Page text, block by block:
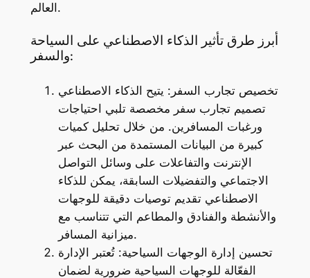
العالم.
أبرز طرق تأثير الذكاء الاصطناعي على السياحة
والسفر:
تخصيص تجارب السفر: يتيح الذكاء الاصطناعي
تصميم تجارب سفر مخصصة تلبي احتياجات
ورغبات المسافرين. من خلال تحليل كميات
كبيرة من البيانات المستمدة من البحث عبر
الإنترنت والتفاعلات على وسائل التواصل
الاجتماعي والتفضيلات السابقة، يمكن للذكاء
الاصطناعي تقديم توصيات دقيقة للوجهات
والأنشطة والفنادق والمطاعم التي تتناسب مع
ميزانية المسافر.
تحسين إدارة الوجهات السياحية: تُعتبر الإدارة
الفعّالة للوجهات السياحية ضرورية لضمان